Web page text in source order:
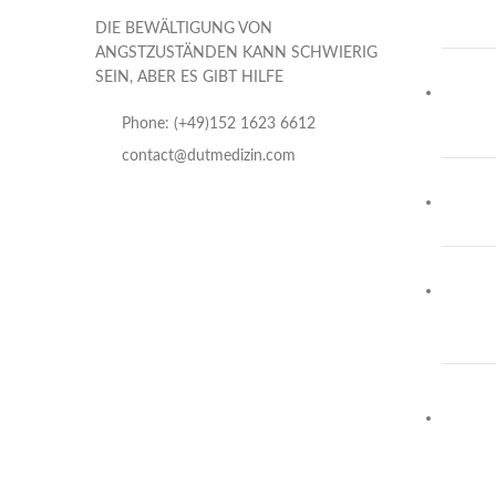
DIE BEWÄLTIGUNG VON
ANGSTZUSTÄNDEN KANN SCHWIERIG
SEIN, ABER ES GIBT HILFE
Phone: (+49)152 1623 6612
contact@dutmedizin.com